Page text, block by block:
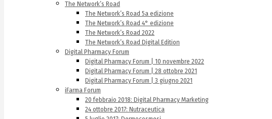
The Network’s Road
The Network’s Road 5a edizione
The Network’s Road 4° edizione
The Network’s Road 2022
The Network’s Road Digital Edition
Digital Pharmacy Forum
Digital Pharmacy Forum | 10 novembre 2022
Digital Pharmacy Forum | 28 ottobre 2021
Digital Pharmacy Forum | 3 giugno 2021
iFarma Forum
20 febbraio 2018: Digital Pharmacy Marketing
24 ottobre 2017: Nutraceutica